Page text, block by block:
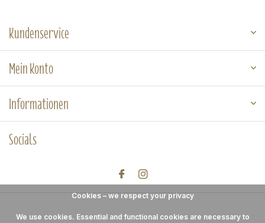
Kundenservice
Mein Konto
Informationen
Socials
Cookies – we respect your privacy
We use cookies. Essential and functional cookies are necessary to